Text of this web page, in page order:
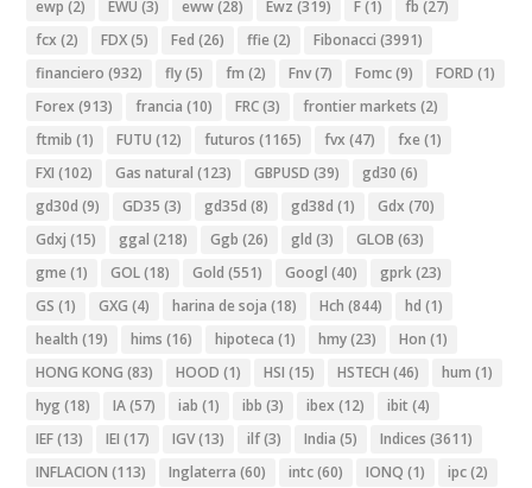
ewp (2) EWU (3) eww(28) Ewz (319) F(1) fb (27)
fcx (2) FDX(5) Fed (26) ffie (2) Fibonacci (3991)
financiero (932) fly(5) fm (2) Fnv(7) Fomc(9) FORD (1)
Forex (913) francia (10) FRC(3) frontier markets (2)
ftmib (1) FUTU (12) futuros (1165) fvx (47) fxe (1)
FXI (102) Gas natural (123) GBPUSD (39) gd30 (6)
gd30d (9) GD35 (3) gd35d (8) gd38d (1) Gdx (70)
Gdxj (15) ggal (218) Ggb (26) gld (3) GLOB (63)
gme (1) GOL(18) Gold (551) Googl (40) gprk(23)
GS (1) GXG (4) harina de soja (18) Hch (844) hd (1)
health (19) hims (16) hipoteca (1) hmy(23) Hon (1)
HONG KONG (83) HOOD (1) HSI (15) HSTECH (46) hum (1)
hyg (18) IA(57) iab (1) ibb (3) ibex (12) ibit (4)
IEF(13) IEI (17) IGV(13) ilf(3) India (5) Indices (3611)
INFLACION (113) Inglaterra (60) intc(60) IONQ (1) ipc(2)